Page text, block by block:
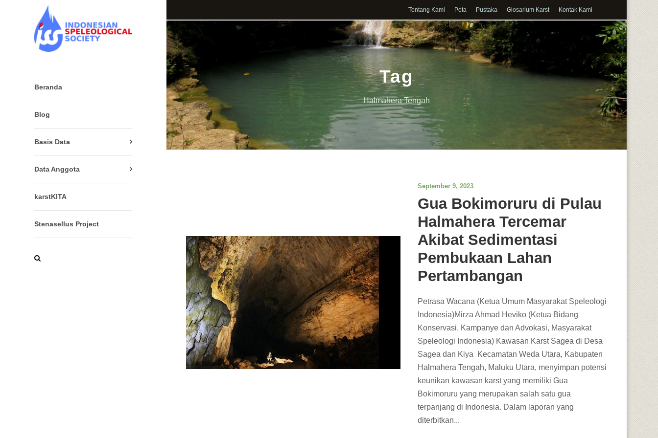
Beranda
Blog
Basis Data
Data Anggota
karstKITA
Stenasellus Project
Tentang Kami Peta Pustaka Glosarium Karst Kontak Kami
Tag
Halmahera Tengah
September 9, 2023
Gua Bokimoruru di Pulau
Halmahera Tercemar
Akibat Sedimentasi
Pembukaan Lahan
Pertambangan
Petrasa Wacana (Ketua Umum Masyarakat Speleologi
Indonesia)Mirza Ahmad Heviko (Ketua Bidang
Konservasi, Kampanye dan Advokasi, Masyarakat
Speleologi Indonesia) Kawasan Karst Sagea di Desa
Sagea dan Kiya Kecamatan Weda Utara, Kabupaten
Halmahera Tengah, Maluku Utara, menyimpan potensi
keunikan kawasan karst yang memiliki Gua
Bokimoruru yang merupakan salah satu gua
terpanjang di Indonesia. Dalam laporan yang
diterbitkan...